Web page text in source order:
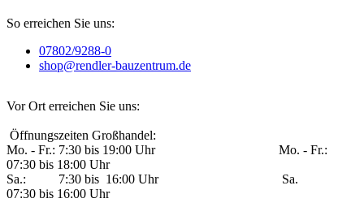
So erreichen Sie uns:
07802/9288-0
shop@rendler-bauzentrum.de
Vor Ort erreichen Sie uns:
Öffnungszeiten Großhandel:
Mo. - Fr.: 7:30 bis 19:00 Uhr Mo. - Fr.:
07:30 bis 18:00 Uhr
Sa.: 7:30 bis 16:00 Uhr Sa.
07:30 bis 16:00 Uhr